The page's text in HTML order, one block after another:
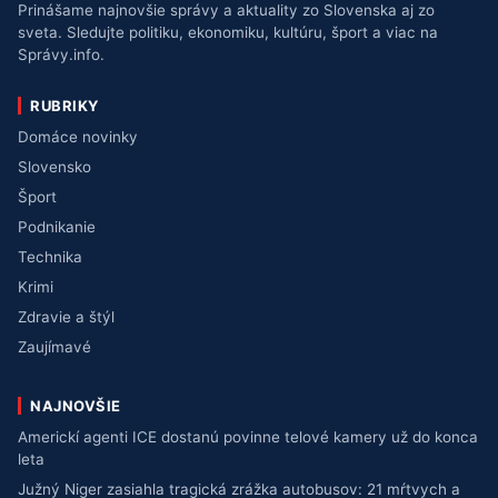
Prinášame najnovšie správy a aktuality zo Slovenska aj zo
sveta. Sledujte politiku, ekonomiku, kultúru, šport a viac na
Správy.info.
RUBRIKY
Domáce novinky
Slovensko
Šport
Podnikanie
Technika
Krimi
Zdravie a štýl
Zaujímavé
NAJNOVŠIE
Americkí agenti ICE dostanú povinne telové kamery už do konca
leta
Južný Niger zasiahla tragická zrážka autobusov: 21 mŕtvych a